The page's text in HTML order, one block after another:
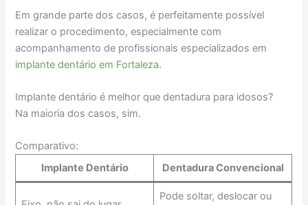
Em grande parte dos casos, é perfeitamente possível
realizar o procedimento, especialmente com
acompanhamento de profissionais especializados em
implante dentário em Fortaleza.
Implante dentário é melhor que dentadura para idosos?
Na maioria dos casos, sim.
Comparativo:
Implante Dentário
Dentadura Convencional
Pode soltar, deslocar ou